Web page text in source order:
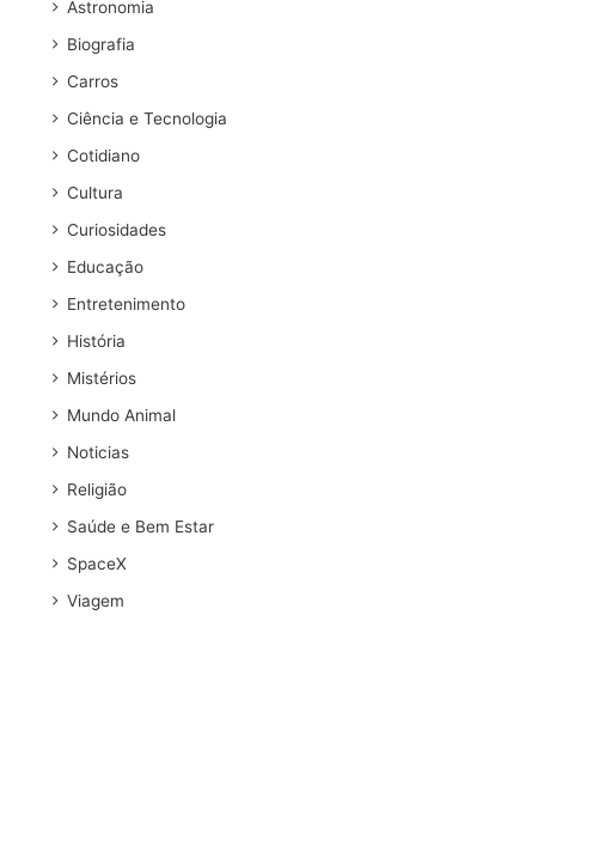
Astronomia
Biografia
Carros
Ciência e Tecnologia
Cotidiano
Cultura
Curiosidades
Educação
Entretenimento
História
Mistérios
Mundo Animal
Noticias
Religião
Saúde e Bem Estar
SpaceX
Viagem